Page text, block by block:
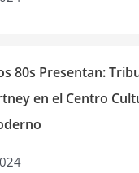
80s Presentan:
en el Centro